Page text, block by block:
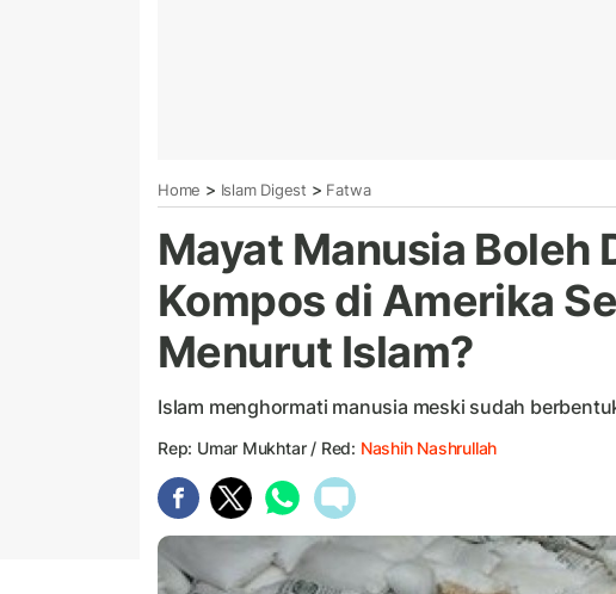
Home > Islam Digest > Fatwa
Mayat Manusia Boleh
Kompos di Amerika
Menurut Islam?
Islam menghormati manusia meski sudah
Rep: Umar Mukhtar / Red: Nashih Nashrullah